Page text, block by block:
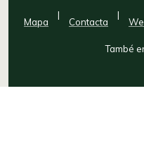
Mapa
|
Contacta
|
També